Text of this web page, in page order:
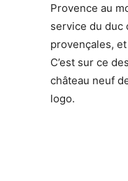
Provence au
service du duc
provençales,
C’est sur ce
château neuf
logo.